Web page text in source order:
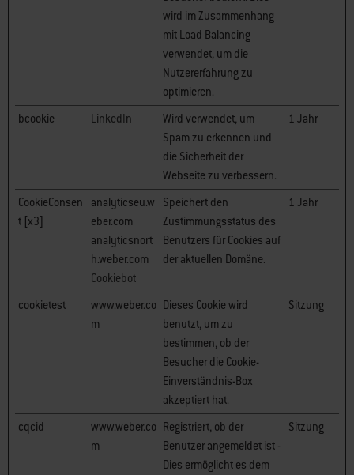
wird im Zusammenhang
mit Load Balancing
verwendet, um die
Nutzererfahrung zu
optimieren.
bcookie
LinkedIn
Wird verwendet, um
Spam zu erkennen und
die Sicherheit der
Webseite zu verbessern.
1 Jahr
CookieConsen
t [x3]
analyticseu.w
eber.com
analyticsnort
h.weber.com
Cookiebot
Speichert den
Zustimmungsstatus des
Benutzers für Cookies auf
der aktuellen Domäne.
1 Jahr
cookietest
www.weber.co
m
Dieses Cookie wird
benutzt, um zu
bestimmen, ob der
Besucher die Cookie-
Einverständnis-Box
akzeptiert hat.
Sitzung
cqcid
www.weber.co
m
Registriert, ob der
Benutzer angemeldet ist -
Dies ermöglicht es dem
Sitzung